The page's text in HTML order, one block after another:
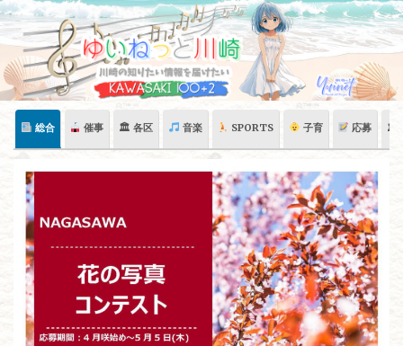
Skip
content
総合 催事 🏛 各区 音楽 SPORTS 子育 応募 🏛